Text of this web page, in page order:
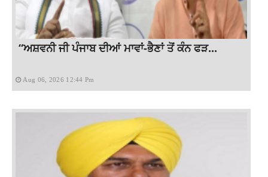
“ਅਸ਼ਵਨੀ ਜੀ ਪੰਜਾਬ ਦੀਆਂ ਮਾਵਾਂ-ਭੈਣਾਂ ਤੋਂ ਕੰਨ ਫੜ...
Aug 06, 2026 12:44 Pm